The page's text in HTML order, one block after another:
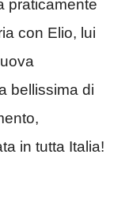
praticamente
con Elio, lui
bellissima di
in tutta Italia!